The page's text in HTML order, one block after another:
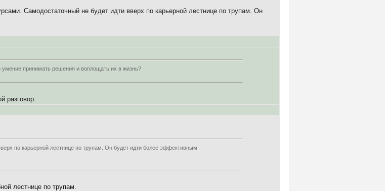
Самодостаточный не будет идти вверх по карьерной лестнице по трупам. Он
умение принимать решения и воплощать их в жизнь?
разговор.
по карьерной лестнице по трупам. Он будет идти более эффективным
лестнице по трупам.